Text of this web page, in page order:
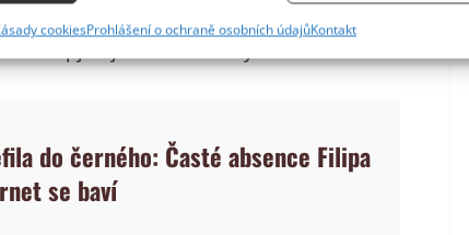
požadovaných informací.
a sdělování voleb ochrany osobních údajů.
cookiesProhlášení o ochraně osobních údajůKontakt
situace v Evropě ještě zhoršila. Mnozí
napjatější než v minulých letech.
do černého: Časté absence Filipa
se baví